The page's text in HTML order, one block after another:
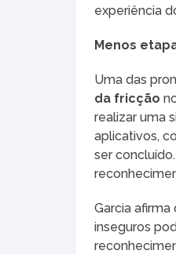
experiência
Menos
Uma das
da fricção
realizar uma
aplicativos,
ser
Garcia
inseguros